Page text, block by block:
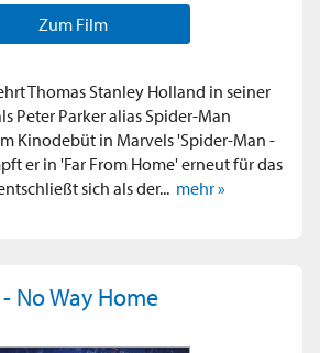
Zum Film
Thomas Stanley Holland in seiner
Peter Parker alias Spider-Man
Kinodebüt in Marvels 'Spider-Man -
er in 'Far From Home' erneut für das
sich als der... mehr »
No Way Home